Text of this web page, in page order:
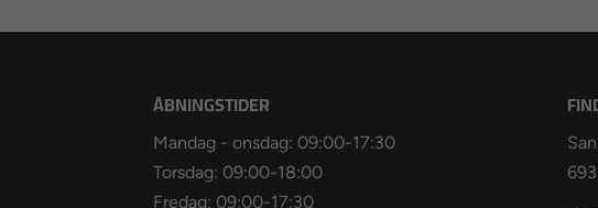
ÅBNINGSTIDER
Mandag - onsdag: 09:00-17:30
Torsdag: 09:00-18:00
Fredag: 09:00-17:30